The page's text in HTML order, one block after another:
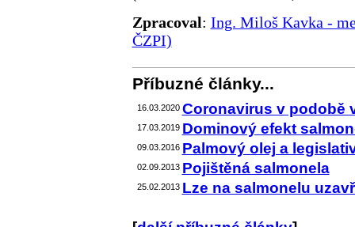
Zpracoval: Ing. Miloš Kavka -
ČZPI)
Příbuzné články...
16.03.2020 Coronavirus v podobě
17.03.2019 Dominový efekt
09.03.2016 Palmový olej a
02.09.2013 Pojištěná salmonela
25.02.2013 Lze na salmonelu